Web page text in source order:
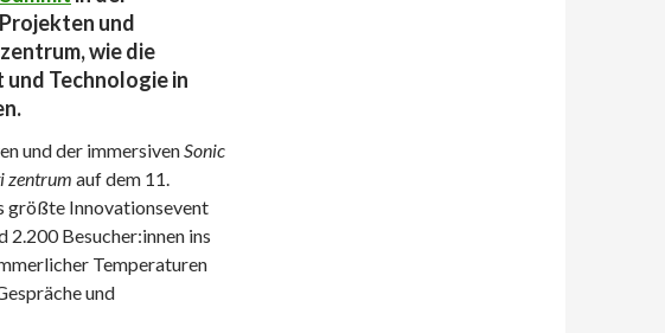
und
wie die
Technologie in
und der immersivenSonic
zentrum auf dem 11.
größte Innovationsevent
2.200 Besucher:innen ins
Temperaturen
und